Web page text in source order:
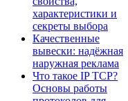
характеристики и
секреты выбора
Качественные
вывески: надёжная
наружная реклама
Что такое IP TCP?
Основы работы